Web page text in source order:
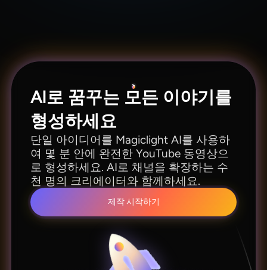
되어 있습니다.
AI로 꿈꾸는 모든 이야기를
형성하세요
단일 아이디어를 Magiclight AI를 사용하
여 몇 분 안에 완전한 YouTube 동영상으
로 형성하세요. AI로 채널을 확장하는 수
천 명의 크리에이터와 함께하세요.
제작 시작하기